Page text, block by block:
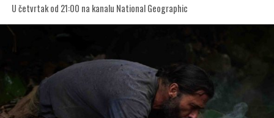
U četvrtak od 21:00 na kanalu National Geographic